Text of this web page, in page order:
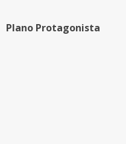
Plano Protagonista